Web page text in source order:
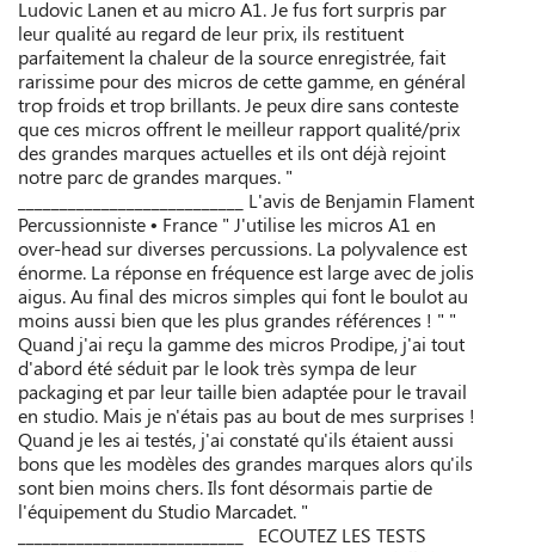
Ludovic Lanen et au micro A1. Je fus fort surpris par
leur qualité au regard de leur prix, ils restituent
parfaitement la chaleur de la source enregistrée, fait
rarissime pour des micros de cette gamme, en général
trop froids et trop brillants. Je peux dire sans conteste
que ces micros offrent le meilleur rapport qualité/prix
des grandes marques actuelles et ils ont déjà rejoint
notre parc de grandes marques. "
___________________________ L'avis de Benjamin Flament
Percussionniste • France " J'utilise les micros A1 en
over-head sur diverses percussions. La polyvalence est
énorme. La réponse en fréquence est large avec de jolis
aigus. Au final des micros simples qui font le boulot au
moins aussi bien que les plus grandes références ! " "
Quand j'ai reçu la gamme des micros Prodipe, j'ai tout
d'abord été séduit par le look très sympa de leur
packaging et par leur taille bien adaptée pour le travail
en studio. Mais je n'étais pas au bout de mes surprises !
Quand je les ai testés, j'ai constaté qu'ils étaient aussi
bons que les modèles des grandes marques alors qu'ils
sont bien moins chers. Ils font désormais partie de
l'équipement du Studio Marcadet. "
___________________________ ECOUTEZ LES TESTS